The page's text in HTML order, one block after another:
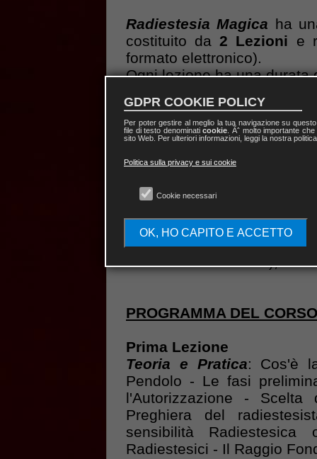
Radiestesia Magica ha
costituito da2 Lezioni e
formato elettronico).
Ogni lezione ha una durata
Giosuè Carducci, n. 42/A,
Chi completerà il percorso
Frequenza.
Per info e costi potete
direttamente il
Marchese di Carabà), su
PROGRAMMA DEL CORSO
Prima Lezione
Teoria e Pratica: Cos'è
Pendolo - Le fasi
l'Autorizzazione -
Preghiera del
sensibilità Radiestesica
Radiestesici - Il Raggio
GDPR COOKIE POLICY
Per poter gestire al meglio la tua navigazione su
file di testo denominaticookie . Ãˆ molto importante
sito Web. Per ulteriori informazioni, leggi la nostra
Politica sulla privacy e sui cookie
Cookie necessari
OK, HO CAPITO E ACCETTO